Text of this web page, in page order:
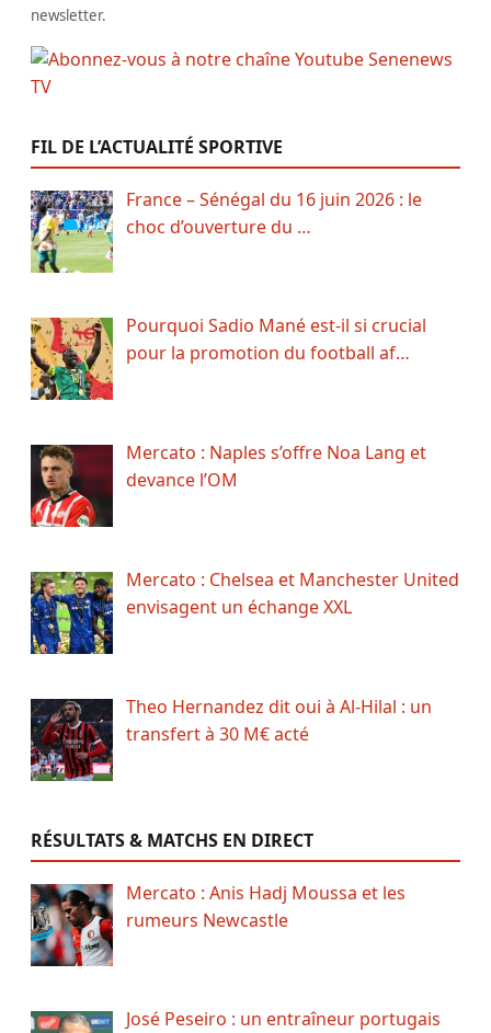
newsletter.
FIL DE L’ACTUALITÉ SPORTIVE
France – Sénégal du 16 juin 2026 : le
choc d’ouverture du …
Pourquoi Sadio Mané est-il si crucial
pour la promotion du football af…
Mercato : Naples s’offre Noa Lang et
devance l’OM
Mercato : Chelsea et Manchester United
envisagent un échange XXL
Theo Hernandez dit oui à Al-Hilal : un
transfert à 30 M€ acté
RÉSULTATS & MATCHS EN DIRECT
Mercato : Anis Hadj Moussa et les
rumeurs Newcastle
José Peseiro : un entraîneur portugais